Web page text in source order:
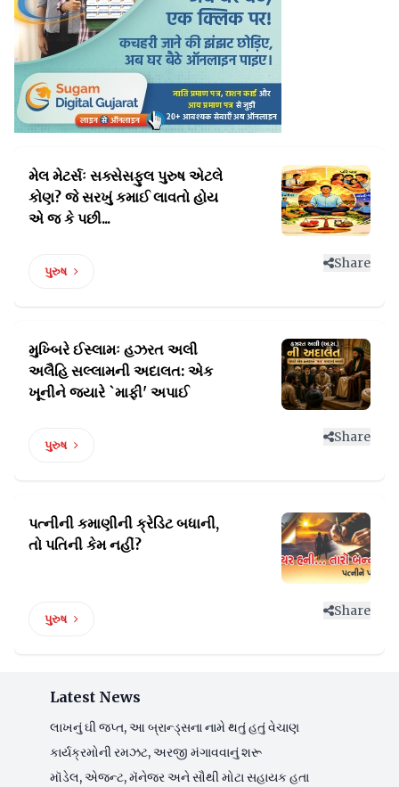
મેલ મેટર્સઃ સક્સેસફુલ પુરુષ એટલે
કોણ? જે સરખું કમાઈ લાવતો હોય
એ જ કે પછી...
પુરુષ
Share
મુખ્બિરે ઈસ્લામઃ હઝરત અલી
અલૈહિ સલ્લામની અદાલત: એક
ખૂનીને જ્યારે `માફી' અપાઈ
પુરુષ
Share
પત્નીની કમાણીની ક્રેડિટબધાની,
તો પતિની કેમ નહીં?
પુરુષ
Share
Latest News
લાખનું ઘી જપ્ત, આ બ્રાન્ડ્સના નામે થતું હતું વેચાણ
કાર્યક્રમોની રમઝટ, અરજી મંગાવવાનું શરૂ
મૉડેલ, એજન્ટ, મૅનેજર અને સૌથી મોટા સહાયક હતા